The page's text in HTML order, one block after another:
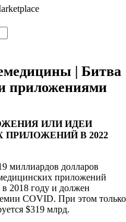
| Битва
приложениями
ИЛИ ИДЕИ
В 2022
миллиардов долларов
приложений
в 2018 году и должен
COVID. При этом только
$319 млрд.